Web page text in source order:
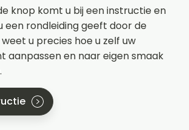
knop komt u bij een instructie en
een rondleiding geeft door de
u precies hoe u zelf uw
aanpassen en naar eigen smaak